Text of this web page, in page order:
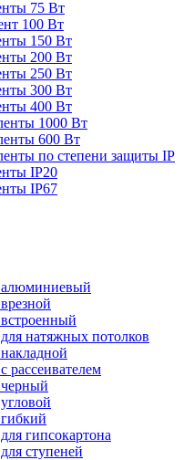
75 Вт
100 Вт
150 Вт
200 Вт
250 Вт
300 Вт
400 Вт
1000 Вт
600 Вт
по степени защиты IP
IP20
IP67
алюминиевый
натяжных потолков
рассеивателем
гипсокартона
ступеней